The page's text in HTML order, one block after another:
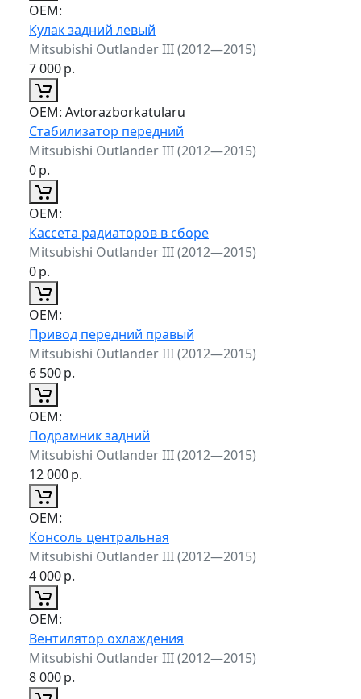
ОЕМ:
Кулак задний левый
Mitsubishi Outlander III (2012—2015)
7 000р.
ОЕМ: Avtorazborkatularu
Стабилизатор передний
Mitsubishi Outlander III (2012—2015)
0р.
ОЕМ:
Кассета радиаторов в сборе
Mitsubishi Outlander III (2012—2015)
0р.
ОЕМ:
Привод передний правый
Mitsubishi Outlander III (2012—2015)
6 500р.
ОЕМ:
Подрамник задний
Mitsubishi Outlander III (2012—2015)
12 000р.
ОЕМ:
Консоль центральная
Mitsubishi Outlander III (2012—2015)
4 000р.
ОЕМ:
Вентилятор охлаждения
Mitsubishi Outlander III (2012—2015)
8 000р.